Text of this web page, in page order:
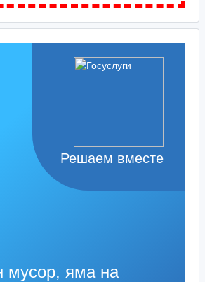
Решаем вместе
мусор, яма на